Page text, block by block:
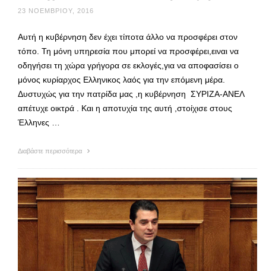
23 ΝΟΕΜΒΡΊΟΥ, 2016
Αυτή η κυβέρνηση δεν έχει τίποτα άλλο να προσφέρει στον
τόπο. Τη μόνη υπηρεσία που μπορεί να προσφέρει,ειναι να
οδηγήσει τη χώρα γρήγορα σε εκλογές,για να αποφασίσει ο
μόνος κυρίαρχος Ελληνικος λαός για την επόμενη μέρα.
Δυστυχώς για την πατρίδα μας ,η κυβέρνηση ΣΥΡΙΖΑ-ΑΝΕΛ
απέτυχε οικτρά . Και η αποτυχία της αυτή ,στοίχισε στους
Έλληνες …
Διαβάστε περισσότερα